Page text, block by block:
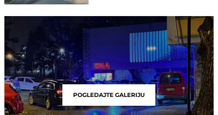
nema bega
POGLEDAJTE GALERIJU